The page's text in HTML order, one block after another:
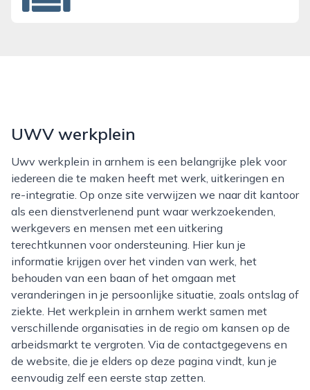
UWV werkplein
Uwv werkplein in arnhem is een belangrijke plek voor
iedereen die te maken heeft met werk, uitkeringen en
re-integratie. Op onze site verwijzen we naar dit kantoor
als een dienstverlenend punt waar werkzoekenden,
werkgevers en mensen met een uitkering
terechtkunnen voor ondersteuning. Hier kun je
informatie krijgen over het vinden van werk, het
behouden van een baan of het omgaan met
veranderingen in je persoonlijke situatie, zoals ontslag of
ziekte. Het werkplein in arnhem werkt samen met
verschillende organisaties in de regio om kansen op de
arbeidsmarkt te vergroten. Via de contactgegevens en
de website, die je elders op deze pagina vindt, kun je
eenvoudig zelf een eerste stap zetten.